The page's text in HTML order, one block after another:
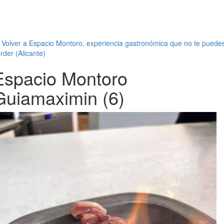
Volver a Espacio Montoro, experiencia gastronómica que no te
(Alicante)
Montoro
(6)